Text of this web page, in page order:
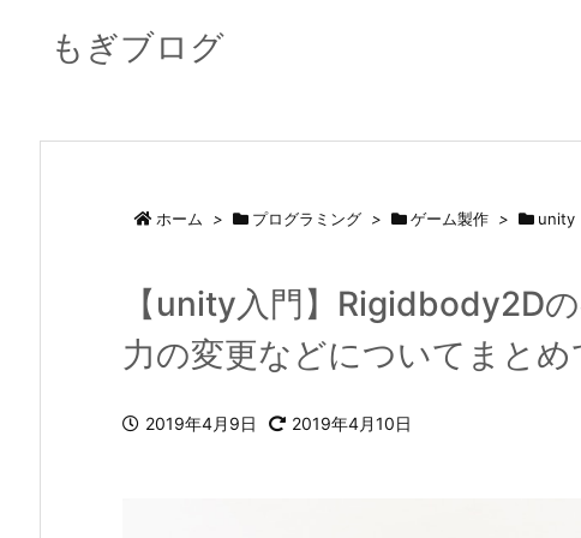
もぎブログ
ホーム > プログラミング > ゲーム製作 > unity
【unity入門】Rigidbody2D
力の変更などについてまとめ
2019年4月9日 2019年4月10日